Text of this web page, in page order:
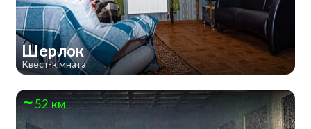
Шерлок
Квест-кімната
52 км